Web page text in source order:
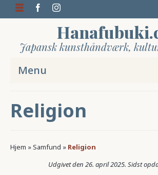
Japansk kunsthåndværk,
Menu
Religion
Hjem »Samfund » Religion
26. april 2025